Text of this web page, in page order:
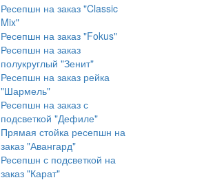
Ресепшн на заказ "Classic
Mix"
Ресепшн на заказ "Fokus"
Ресепшн на заказ
полукруглый "Зенит"
Ресепшн на заказ рейка
"Шармель"
Ресепшн на заказ с
подсветкой "Дефиле"
Прямая стойка ресепшн на
заказ "Авангард"
Ресепшн с подсветкой на
заказ "Карат"